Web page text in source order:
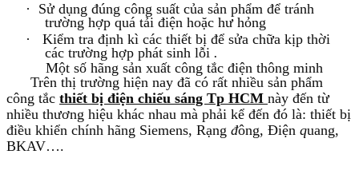
·
Sử dụng đúng công suất của sản phẩm để tránh
trường hợp quá tải điện hoặc hư hỏng
·
Kiểm tra định kì các thiết bị để sửa chữa kịp thời
các trường hợp phát sinh lỗi .
Một số hãng sản xuất công tắc điện thông minh
Trên thị trường hiện nay đã có rất nhiều sản phẩm
công tắc thiết bị điện chiếu sáng Tp HCM này đến từ
nhiều thương hiệu khác nhau mà phải kể đến đó là: thiết bị
điều khiển chính hãng Siemens, Rạng đông, Điện quang,
BKAV….